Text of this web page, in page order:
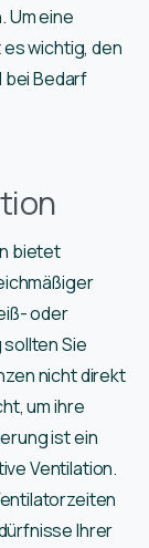
Um eine
wichtig, den
Bedarf
bietet
oder
Sie
nicht direkt
um ihre
ist ein
Ventilation.
Ihrer